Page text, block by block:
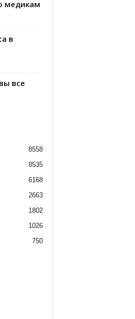
медикам
в
все
8558
8535
6168
2663
1802
1026
750